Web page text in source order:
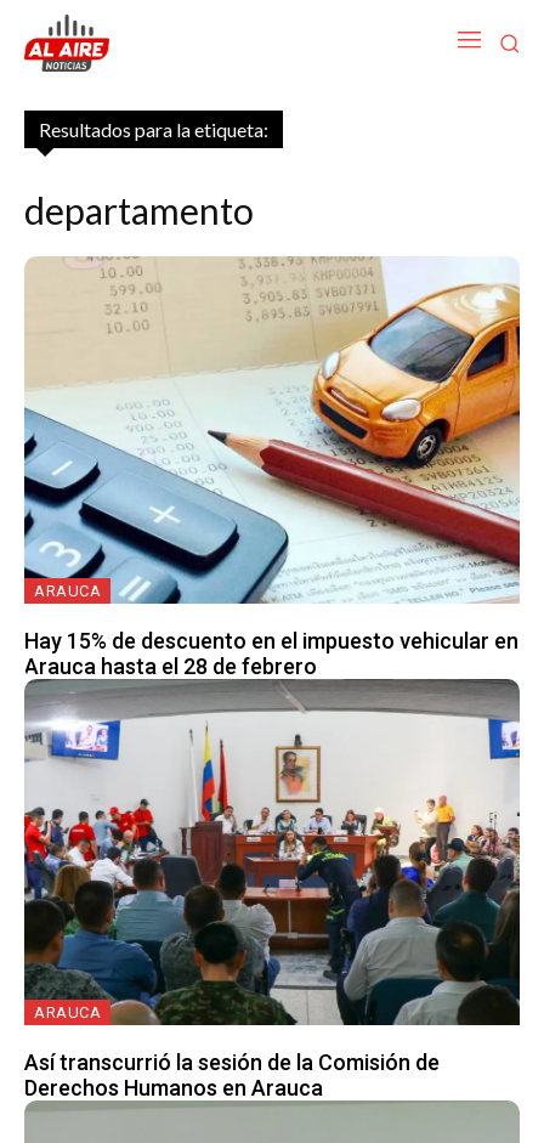
Resultados para la etiqueta:
departamento
ARAUCA
Hay 15% de descuento en el impuesto vehicular en
Arauca hasta el 28 de febrero
ARAUCA
Así transcurrió la sesión de la Comisión de
Derechos Humanos en Arauca